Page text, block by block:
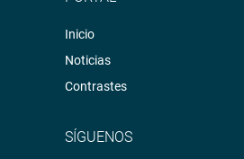
Inicio
Noticias
Contrastes
SÍGUENOS